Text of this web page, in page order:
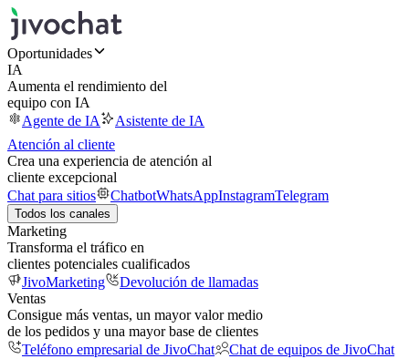
Oportunidades
IA
Aumenta el rendimiento del
equipo con IA
Agente de IA
Asistente de IA
Atención al cliente
Crea una experiencia de atención al
cliente excepcional
Chat para sitios
ChatbotWhatsAppInstagramTelegram
Todos los canales
Marketing
Transforma el tráfico en
clientes potenciales cualificados
JivoMarketing
Devolución de llamadas
Ventas
Consigue más ventas, un mayor valor medio
de los pedidos y una mayor base de clientes
Teléfono empresarial de JivoChat
Chat de equipos de JivoChat